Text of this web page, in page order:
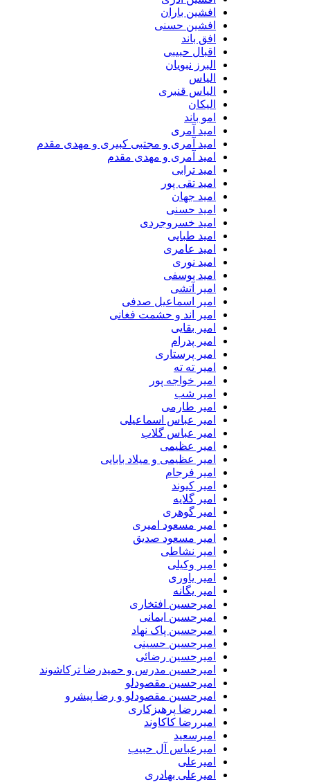
افشین باران
افشین حسنی
افق باند
اقبال حبیبی
البرز نبویان
الیاس قنبرى
امو باند
امید آمری
امید آمری و مجتبی کبیری و مهدى مقدم
امید آمری و مهدی مقدم
امید ترابی
امید تقی پور
امید جهان
امید حسنی
امید خسروجردی
امید طبایی
امید عامری
امید نوری
امید یوسفی
امیر آتشی
امیر اسماعیل صدفی
امیر اند و حشمت فغانی
امیر بقایی
امیر پدرام
امیر پرستاری
امیر ته ته
امیر خواجه پور
امیر شب
امیر طارمی
امیر عباس اسماعیلی
امیر عباس گلاب
امیر عظیمی
امیر عظیمی و میلاد بابایی
امیر فرجام
امیر کیوند
امیر گلایه
امیر گوهری
امیر مسعود امیری
امیر مسعود صدیق
امیر نشاطی
امیر وکیلی
امیر یاوری
امیر یگانه
امیرحسین افتخاری
امیرحسین ایمانی
امیرحسین پاک نهاد
امیرحسین حسینی
امیرحسین رضائی
امیرحسین مدرس و حمیدرضا ترکاشوند
امیرحسین مقصودلو
امیرحسین مقصودلو و رضا پیشرو
امیررضا پرهیزکاری
امیررضا کاکاوند
امیرسعید
امیرعباس آل حبیب
امیرعلی
امیرعلی بهادری